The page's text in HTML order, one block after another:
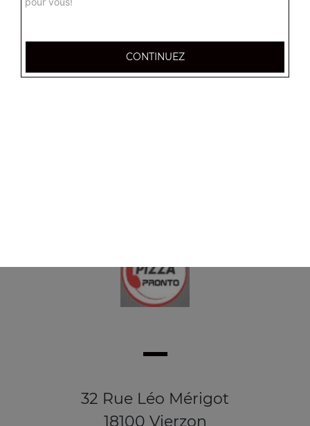
32 Rue Léo Mérigot
18100 Vierzon
CONTINUEZ